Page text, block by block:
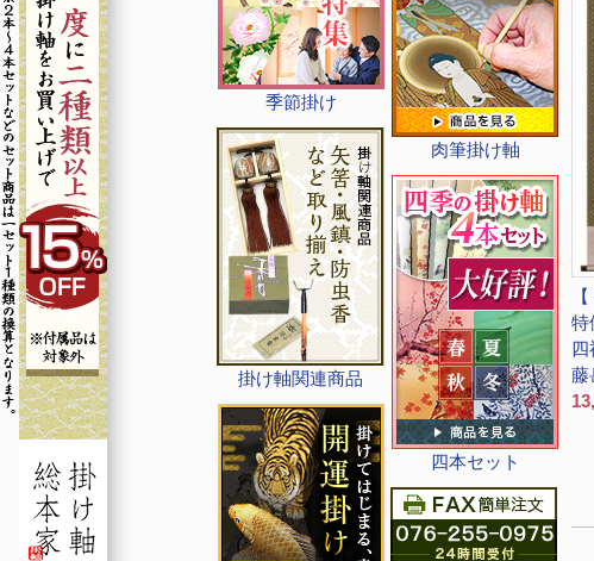
季節掛け
掛け軸関連商品
肉筆掛け軸
四本セット
特
四
藤